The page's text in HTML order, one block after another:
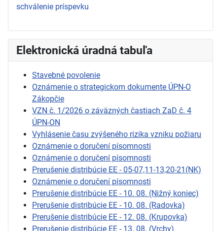
schválenie príspevku
Elektronická úradná tabuľa
Stavebné povolenie
Oznámenie o strategickom dokumente ÚPN-O
Zákopčie
VZN č. 1/2026 o záväzných častiach ZaD č. 4
ÚPN-ON
Vyhlásenie času zvýšeného rizika vzniku požiaru
Oznámenie o doručení písomnosti
Oznámenie o doručení písomnosti
Prerušenie distribúcie EE - 05-07,11-13,20-21(NK)
Oznámenie o doručení písomnosti
Prerušenie distribúcie EE - 10. 08. (Nižný koniec)
Prerušenie distribúcie EE - 10. 08. (Radovka)
Prerušenie distribúcie EE - 12. 08. (Krupovka)
Prerušenie distribúcie EE - 13. 08. (Vrchy)